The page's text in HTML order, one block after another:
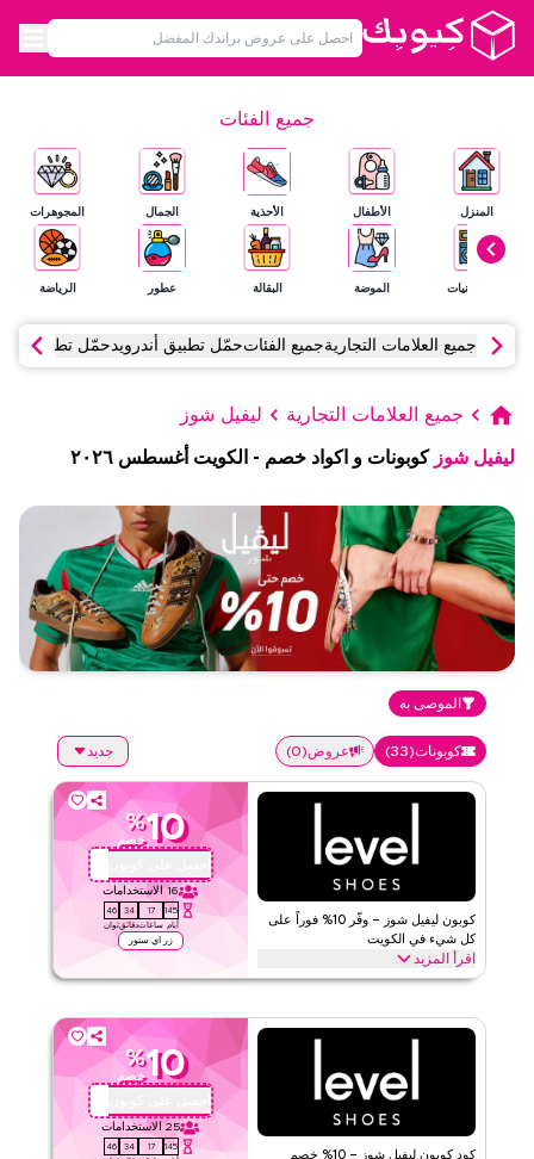
جميع الفئات
المنزل
الإلكترونيات
الأطفال
الموضة
الأحذية
البقالة
الجمال
عطور
المجوهرات
الرياضة
جميع العلامات التجاريةجميع الفئاتحمّل تطبيق أندرويدحمّل تطبيق آي
جميع العلامات التجارية ليفيل شوز
ليفيل شوز كوبونات و اكواد خصم - الكويت أغسطس ٢٠٢٦
الموصى به
كوبونات(
33
) عروض(
0
) جديد
كوبون ليفيل شوز – وفّر 10% فوراً على
كل شيء في الكويت
اقرأ المزيد
10
%
خصم
احصل على كوبون
16 الاستخدامات
145
أيام
17
ساعات
34
دقائق
45
ثوان
زر اي ستور
وفّر 10% فوراً مع هذا كود ليفيل شوز على كل شيء. استرد الآن للحصول
حقائب مصممة، أحذية رياضية، إكسسوارات والمزيد.
الحد الأدنى للطلب
ينطبق على
ويب/تطبيق
الفئات
على مستوى الموقع
كود كوبون ليفيل شوز – 10% خصم
10
%
خصم
احصل على كوبون
25 الاستخدامات
145
17
34
45